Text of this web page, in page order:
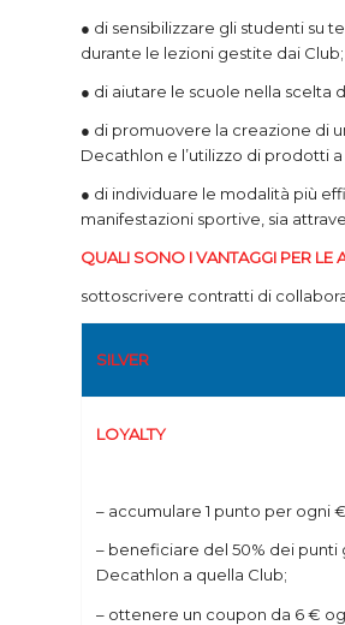
● di sensibilizzare gli studenti su
durante le lezioni gestite dai Club;
● di aiutare le scuole nella scelta
● di promuovere la creazione di
Decathlon e l’utilizzo di prodotti
● di individuare le modalità più
manifestazioni sportive, sia
QUALI SONO I VANTAGGI PER LE
sottoscrivere contratti di
SILVER
LOYALTY
– accumulare 1 punto per ogni
– beneficiare del 50% dei
Decathlon a quella Club;
– ottenere un coupon da 6 €